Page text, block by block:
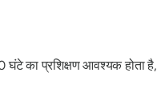
घंटे का प्रशिक्षण आवश्यक